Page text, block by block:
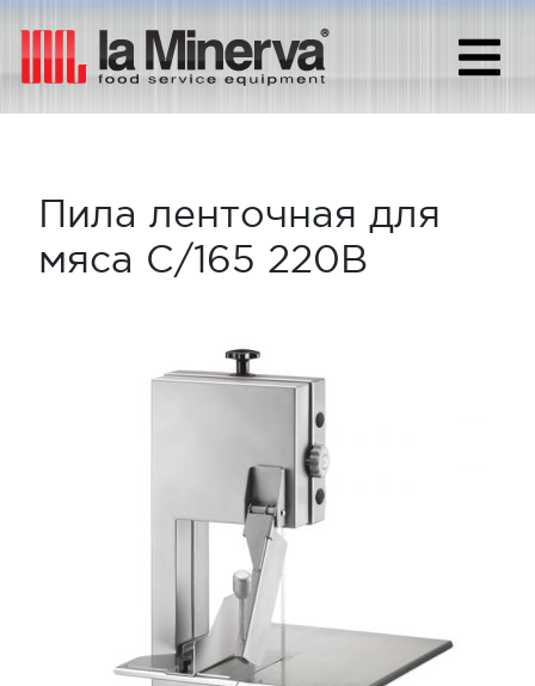
Пила ленточная для
мяса C/165 220В